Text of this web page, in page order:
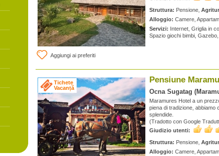
Aggiungi ai preferiti
Struttura: Pensione,
Alloggio: Camere,
Servizi: Internet, Griglia in
Spazio giochi bimbi,
Tichete
Vacanță
Pensiune
Ocna Sugatag
Maramures Hotel a un
piena di tradizione, abbiamo
splendide.
(Tradotto con Google
Giudizio utenti:
Struttura: Pensione,
Alloggio: Camere,